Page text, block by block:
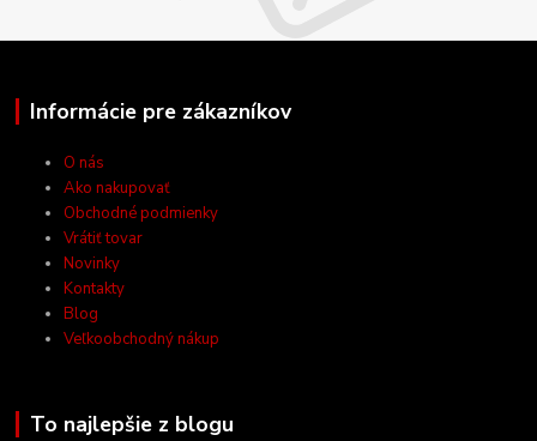
Informácie pre zákazníkov
O nás
Ako nakupovať
Obchodné podmienky
Vrátiť tovar
Novinky
Kontakty
Blog
Veľkoobchodný nákup
To najlepšie z blogu